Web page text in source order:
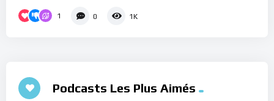
1 0 1K
Podcasts Les Plus Aimés